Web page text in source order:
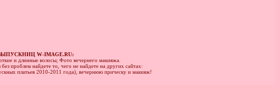
W-IMAGE.RU:
и длинные волосы; Фото вечернего макияжа.
проблем найдете то, чего не найдете на других сайтах:
платьев 2010-2011 года), вечернюю прическу и макияж!